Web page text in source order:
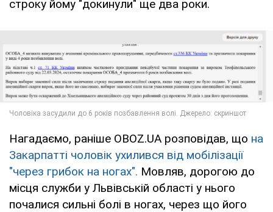
строку йому "докинули" ще два роки.
Нагадаємо, раніше OBOZ.UA розповідав, що на
Закарпатті чоловік ухилився від мобілізації
"через грибок на ногах". Мовляв, дорогою до
місця служби у Львівській області у нього
почалися сильні болі в ногах, через що його